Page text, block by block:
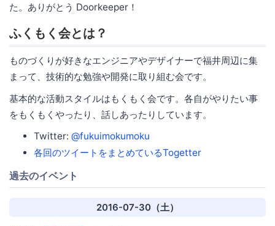
た。ありがとう Doorkeeper！
ふくもく会とは？
ものづくりが好きなエンジニアやデザイナーで福井周辺に集
まって、技術的な勉強や開発に取り組む会です。
基本的な活動スタイルはもくもく会です。各自がやりたい事
をもくもくやったり、話しあったりしています。
Twitter: @fukuimokumoku
各回のツイートをまとめているTogetter
過去のイベント
2016-07-30（土）